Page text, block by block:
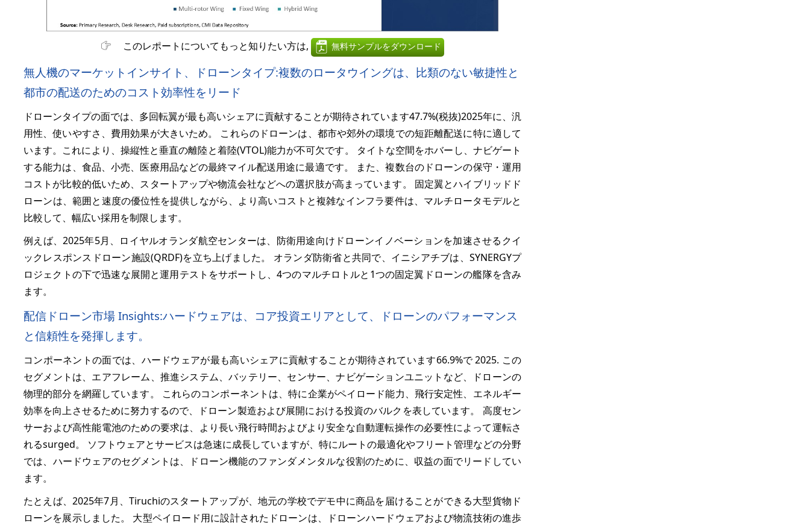
このレポートについてもっと知りたい方は, 無料サンプルをダウンロード
無人機のマーケットインサイト、ドローンタイプ:複数のロータウイングは、比類のない敏捷性と
都市の配送のためのコスト効率性をリード
ドローンタイプの面では、多回転翼が最も高いシェアに貢献することが期待されています47.7%(税抜)2025年に、汎
用性、使いやすさ、費用効果が大きいため。 これらのドローンは、都市や郊外の環境での短距離配送に特に適して
います。これにより、操縦性と垂直の離陸と着陸(VTOL)能力が不可欠です。 タイトな空間をホバーし、ナビゲート
する能力は、食品、小売、医療用品などの最終マイル配送用途に最適です。 また、複数台のドローンの保守・運用
コストが比較的低いため、スタートアップや物流会社などへの選択肢が高まっています。 固定翼とハイブリッドド
ローンは、範囲と速度の優位性を提供しながら、より高いコストと複雑なインフラ要件は、マルチロータモデルと
比較して、幅広い採用を制限します。
例えば、2025年5月、ロイヤルオランダ航空センターは、防衛用途向けドローンイノベーションを加速させるクイ
ックレスポンスドローン施設(QRDF)を立ち上げました。 オランダ防衛省と共同で、イニシアチブは、SYNERGYプ
ロジェクトの下で迅速な展開と運用テストをサポートし、4つのマルチロトルと1つの固定翼ドローンの艦隊を含み
ます。
配信ドローン市場 Insights:ハードウェアは、コア投資エリアとして、ドローンのパフォーマンス
と信頼性を発揮します。
コンポーネントの面では、ハードウェアが最も高いシェアに貢献することが期待されています66.9%で 2025. この
セグメントは、エアフレーム、推進システム、バッテリー、センサー、ナビゲーションユニットなど、ドローンの
物理的部分を網羅しています。 これらのコンポーネントは、特に企業がペイロード能力、飛行安定性、エネルギー
効率を向上させるために努力するので、ドローン製造および展開における投資のバルクを表しています。 高度セン
サーおよび高性能電池のための要求は、より長い飛行時間およびより安全な自動運転操作の必要性によって運転さ
れるsurged。 ソフトウェアとサービスは急速に成長していますが、特にルートの最適化やフリート管理などの分野
では、ハードウェアのセグメントは、ドローン機能のファンダメンタルな役割のために、収益の面でリードしてい
ます。
たとえば、2025年7月、Tiruchiのスタートアップが、地元の学校でデモ中に商品を届けることができる大型貨物ド
ローンを展示しました。 大型ペイロード用に設計されたドローンは、ドローンハードウェアおよび物流技術の進歩